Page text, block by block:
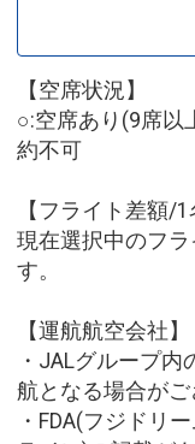
【空席状況】
○:空席あり(9席
約不可
【フライト差額/1
現在選択中のフ
す。
【運航航空会社】
・JALグループ
航となる場合がご
・FDA(フジドリ